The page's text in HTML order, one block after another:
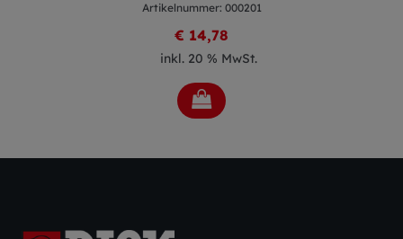
Artikelnummer: 000201
€ 14,78
inkl. 20 % MwSt.